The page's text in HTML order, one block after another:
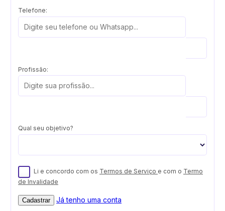
Telefone:
Profissão:
Qual seu objetivo?
Li e concordo com os Termos de Serviço e com o Termo
de Invalidade
Cadastrar Já tenho uma conta